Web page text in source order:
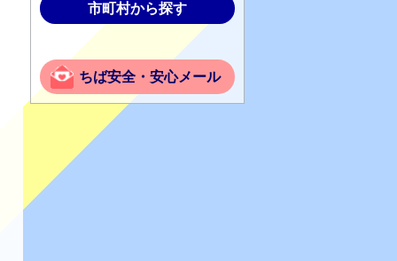
市町村から探す
ちば安全・安心メール